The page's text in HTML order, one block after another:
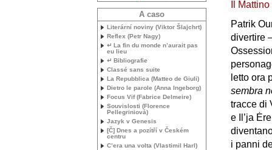
Il Mattino
Patrik
divertire
letto ora
sembra
tracce di
e Il’ja
i panni
A caso
Literární noviny (Viktor Šlajchrt)
Reflex (Petr Nagy)
↵ La fin du monde n’aurait pas
eu lieu
↵ Bibliografie
Classé sans suite
La Repubblica (Matteo de Giuli)
Dietro le parole (Anna Ingeborg)
Focus Vif (Fabrice Delmeire)
Souvislosti (Florence
Pellegriniová)
Jazyk v Genesis
[Č] Dnes a pozítří v Českém
centru
C’era una volta (Vlastimil Harl)